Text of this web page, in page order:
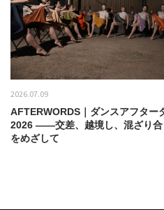
2026.07.09
AFTERWORDS｜ダンスアフター
2026 ——交差、越境し、混ざり合
をめざして